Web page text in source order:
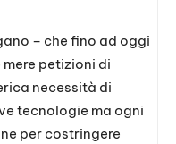
– che fino ad oggi
petizioni di
necessità di
tecnologie ma ogni
per costringere